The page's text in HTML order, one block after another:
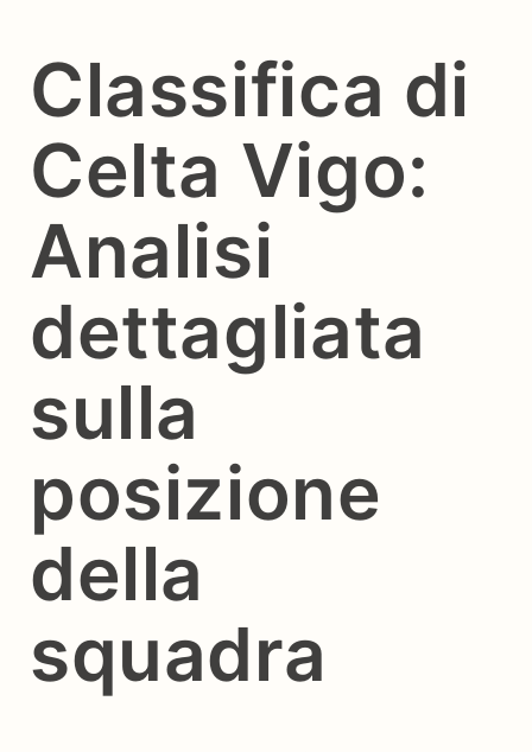
Classifica di
Celta Vigo:
Analisi
dettagliata
sulla
posizione
della
squadra